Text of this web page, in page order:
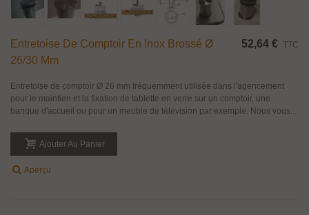
Entretoise De Comptoir En Inox Brossé Ø
26/30 Mm
52,64 € TTC
Entretoise de comptoir Ø 26 mm fréquemment utilisée dans l'agencement
pour le maintien et la fixation de tablette en verre sur un comptoir, une
banque d'accueil ou pour un meuble de télévision par exemple. Nous vous...
Ajouter Au Panier
Aperçu